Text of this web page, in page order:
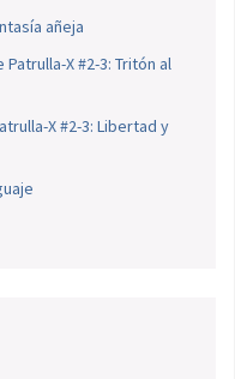
añeja
X #2-3: Tritón al
X #2-3: Libertad y